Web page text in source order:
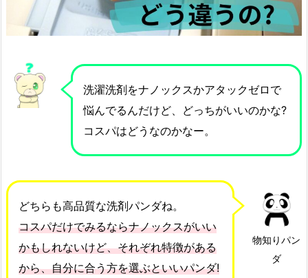
洗濯洗剤をナノックスかアタックゼロで
悩んでるんだけど、どっちがいいのかな?
コスパはどうなのかなー。
物知りパン
ダ
どちらも高品質な洗剤パンダね。
コスパだけでみるならナノックスがいい
かもしれないけど、それぞれ特徴がある
から、自分に合う方を選ぶといいパンダ!